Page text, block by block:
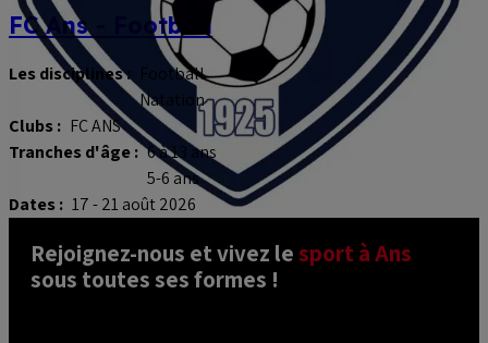
FC Ans - Football
Les disciplines : Football
Natation
Clubs : FC ANS
Tranches d'âge : 6 à 13 ans
5-6 ans
Dates : 17 - 21 août 2026
Rejoignez-nous et vivez le sport à Ans
sous toutes ses formes !